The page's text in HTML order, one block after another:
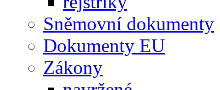
Sněmovní dokumenty
Dokumenty EU
Zákony